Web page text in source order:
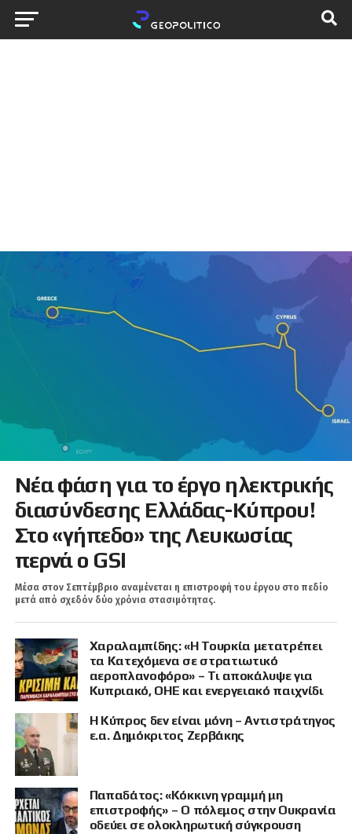
Νέα φάση για το έργο ηλεκτρικής
διασύνδεσης Ελλάδας-Κύπρου!
Στο «γήπεδο» της Λευκωσίας
περνά ο GSI
Μέσα στον Σεπτέμβριο αναμένεται η επιστροφή του έργου στο πεδίο
μετά από σχεδόν δύο χρόνια στασιμότητας.
Χαραλαμπίδης: «Η Τουρκία μετατρέπει
τα Κατεχόμενα σε στρατιωτικό
αεροπλανοφόρο» – Τι αποκάλυψε για
Κυπριακό, ΟΗΕ και ενεργειακό παιχνίδι
Η Κύπρος δεν είναι μόνη – Αντιστράτηγος
ε.α. Δημόκριτος Ζερβάκης
Παπαδάτος: «Κόκκινη γραμμή μη
επιστροφής» – Ο πόλεμος στην Ουκρανία
οδεύει σε ολοκληρωτική σύγκρουση